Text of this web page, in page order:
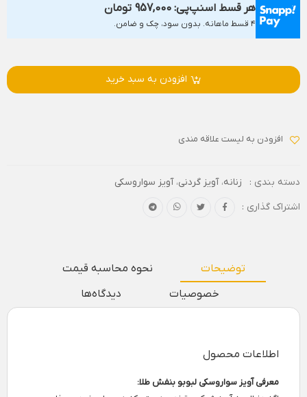
هر قسط اسنپ‌پی: 957,000 تومان
۴ قسط ماهانه. بدون سود، چک و ضامن.
افزودن به سبد خرید
افزودن به لیست علاقه مندی
دسته بندی : زنانه،آویز گردنی،آویز سواروسکی
اشتراک گذاری :
توضیحات
نحوه محاسبه قیمت
خصوصیات
دیدگاه‌ها
اطلاعات محصول
معرفی آویز سواروسکی لبوبو بنفش طلا: